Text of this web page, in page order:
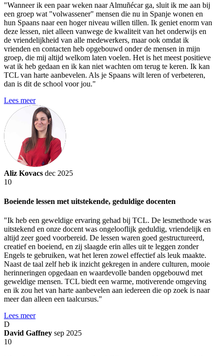
"Wanneer ik een paar weken naar Almuñécar ga, sluit ik me aan bij
een groep wat "volwassener" mensen die nu in Spanje wonen en
hun Spaans naar een hoger niveau willen tillen. Ik geniet enorm van
deze lessen, niet alleen vanwege de kwaliteit van het onderwijs en
de vriendelijkheid van alle medewerkers, maar ook omdat ik
vrienden en contacten heb opgebouwd onder de mensen in mijn
groep, die mij altijd welkom laten voelen. Het is het meest positieve
wat ik heb gedaan en ik kan niet wachten om terug te keren. Ik kan
TCL van harte aanbevelen. Als je Spaans wilt leren of verbeteren,
dan is dit de school voor jou."
Lees meer
Aliz Kovacs dec 2025
10
Boeiende lessen met uitstekende, geduldige docenten
"Ik heb een geweldige ervaring gehad bij TCL. De lesmethode was
uitstekend en onze docent was ongelooflijk geduldig, vriendelijk en
altijd zeer goed voorbereid. De lessen waren goed gestructureerd,
creatief en boeiend, en zij slaagde erin alles uit te leggen zonder
Engels te gebruiken, wat het leren zowel effectief als leuk maakte.
Naast de taal zelf heb ik inzicht gekregen in andere culturen, mooie
herinneringen opgedaan en waardevolle banden opgebouwd met
geweldige mensen. TCL biedt een warme, motiverende omgeving
en ik zou het van harte aanbevelen aan iedereen die op zoek is naar
meer dan alleen een taalcursus."
Lees meer
D
David Gaffney sep 2025
10